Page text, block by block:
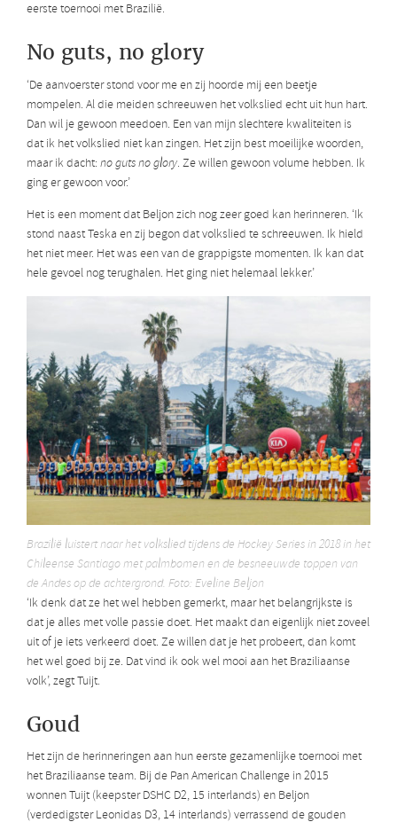
eerste toernooi met Brazilië.
No guts, no glory
‘De aanvoerster stond voor me en zij hoorde mij een beetje
mompelen. Al die meiden schreeuwen het volkslied echt uit hun hart.
Dan wil je gewoon meedoen. Een van mijn slechtere kwaliteiten is
dat ik het volkslied niet kan zingen. Het zijn best moeilijke woorden,
maar ik dacht: no guts no glory. Ze willen gewoon volume hebben. Ik
ging er gewoon voor.’
Het is een moment dat Beljon zich nog zeer goed kan herinneren. ‘Ik
stond naast Teska en zij begon dat volkslied te schreeuwen. Ik hield
het niet meer. Het was een van de grappigste momenten. Ik kan dat
hele gevoel nog terughalen. Het ging niet helemaal lekker.’
Brazilië luistert naar het volkslied tijdens de Hockey Series in 2018 in het
Chileense Santiago met palmbomen en de besneeuwde toppen van
de Andes op de achtergrond. Foto: Eveline Beljon
‘Ik denk dat ze het wel hebben gemerkt, maar het belangrijkste is
dat je alles met volle passie doet. Het maakt dan eigenlijk niet zoveel
uit of je iets verkeerd doet. Ze willen dat je het probeert, dan komt
het wel goed bij ze. Dat vind ik ook wel mooi aan het Braziliaanse
volk’, zegt Tuijt.
Goud
Het zijn de herinneringen aan hun eerste gezamenlijke toernooi met
het Braziliaanse team. Bij de Pan American Challenge in 2015
wonnen Tuijt (keepster DSHC D2, 15 interlands) en Beljon
(verdedigster Leonidas D3, 14 interlands) verrassend de gouden